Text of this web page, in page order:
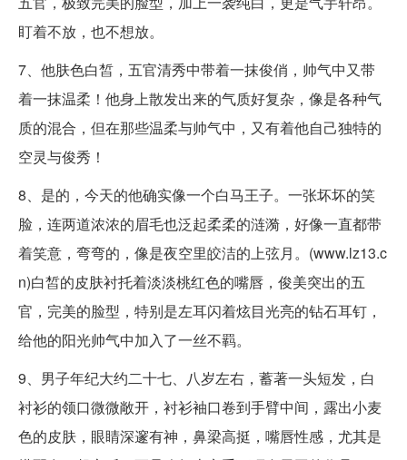
盯着不放，也不想放。
7、他肤色白皙，五官清秀中带着一抹俊俏，帅气中又带
着一抹温柔！他身上散发出来的气质好复杂，像是各种气
质的混合，但在那些温柔与帅气中，又有着他自己独特的
空灵与俊秀！
8、是的，今天的他确实像一个白马王子。一张坏坏的笑
脸，连两道浓浓的眉毛也泛起柔柔的涟漪，好像一直都带
着笑意，弯弯的，像是夜空里皎洁的上弦月。(www.lz13.c
n)白皙的皮肤衬托着淡淡桃红色的嘴唇，俊美突出的五
官，完美的脸型，特别是左耳闪着炫目光亮的钻石耳钉，
给他的阳光帅气中加入了一丝不羁。
9、男子年纪大约二十七、八岁左右，蓄著一头短发，白
衬衫的领口微微敞开，衬衫袖口卷到手臂中间，露出小麦
色的皮肤，眼睛深邃有神，鼻梁高挺，嘴唇性感，尤其是